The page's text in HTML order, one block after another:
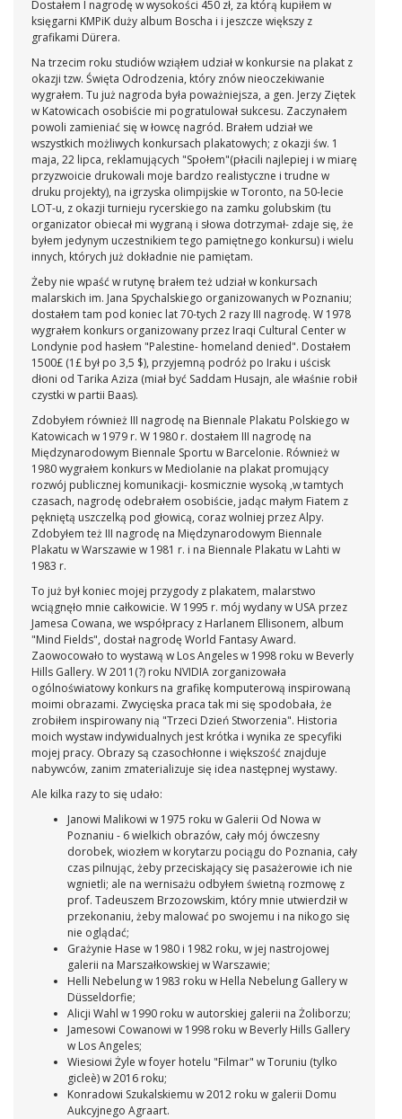
Dostałem I nagrodę w wysokości 450 zł, za którą kupiłem w
księgarni KMPiK duży album Boscha i i jeszcze większy z
grafikami Dürera.
Na trzecim roku studiów wziąłem udział w konkursie na plakat z
okazji tzw. Święta Odrodzenia, który znów nieoczekiwanie
wygrałem. Tu już nagroda była poważniejsza, a gen. Jerzy Ziętek
w Katowicach osobiście mi pogratulował sukcesu. Zaczynałem
powoli zamieniać się w łowcę nagród. Brałem udział we
wszystkich możliwych konkursach plakatowych; z okazji św. 1
maja, 22 lipca, reklamujących "Społem"(płacili najlepiej i w miarę
przyzwoicie drukowali moje bardzo realistyczne i trudne w
druku projekty), na igrzyska olimpijskie w Toronto, na 50-lecie
LOT-u, z okazji turnieju rycerskiego na zamku golubskim (tu
organizator obiecał mi wygraną i słowa dotrzymał- zdaje się, że
byłem jedynym uczestnikiem tego pamiętnego konkursu) i wielu
innych, których już dokładnie nie pamiętam.
Żeby nie wpaść w rutynę brałem też udział w konkursach
malarskich im. Jana Spychalskiego organizowanych w Poznaniu;
dostałem tam pod koniec lat 70-tych 2 razy III nagrodę. W 1978
wygrałem konkurs organizowany przez Iraqi Cultural Center w
Londynie pod hasłem "Palestine- homeland denied". Dostałem
1500£ (1£ był po 3,5 $), przyjemną podróż po Iraku i uścisk
dłoni od Tarika Aziza (miał być Saddam Husajn, ale właśnie robił
czystki w partii Baas).
Zdobyłem również III nagrodę na Biennale Plakatu Polskiego w
Katowicach w 1979 r. W 1980 r. dostałem III nagrodę na
Międzynarodowym Biennale Sportu w Barcelonie. Również w
1980 wygrałem konkurs w Mediolanie na plakat promujący
rozwój publicznej komunikacji- kosmicznie wysoką ,w tamtych
czasach, nagrodę odebrałem osobiście, jadąc małym Fiatem z
pękniętą uszczelką pod głowicą, coraz wolniej przez Alpy.
Zdobyłem też III nagrodę na Międzynarodowym Biennale
Plakatu w Warszawie w 1981 r. i na Biennale Plakatu w Lahti w
1983 r.
To już był koniec mojej przygody z plakatem, malarstwo
wciągnęło mnie całkowicie. W 1995 r. mój wydany w USA przez
Jamesa Cowana, we współpracy z Harlanem Ellisonem, album
"Mind Fields", dostał nagrodę World Fantasy Award.
Zaowocowało to wystawą w Los Angeles w 1998 roku w Beverly
Hills Gallery. W 2011(?) roku NVIDIA zorganizowała
ogólnoświatowy konkurs na grafikę komputerową inspirowaną
moimi obrazami. Zwycięska praca tak mi się spodobała, że
zrobiłem inspirowany nią "Trzeci Dzień Stworzenia". Historia
moich wystaw indywidualnych jest krótka i wynika ze specyfiki
mojej pracy. Obrazy są czasochłonne i większość znajduje
nabywców, zanim zmaterializuje się idea następnej wystawy.
Ale kilka razy to się udało:
Janowi Malikowi w 1975 roku w Galerii Od Nowa w
Poznaniu - 6 wielkich obrazów, cały mój ówczesny
dorobek, wiozłem w korytarzu pociągu do Poznania, cały
czas pilnując, żeby przeciskający się pasażerowie ich nie
wgnietli; ale na wernisażu odbyłem świetną rozmowę z
prof. Tadeuszem Brzozowskim, który mnie utwierdził w
przekonaniu, żeby malować po swojemu i na nikogo się
nie oglądać;
Grażynie Hase w 1980 i 1982 roku, w jej nastrojowej
galerii na Marszałkowskiej w Warszawie;
Helli Nebelung w 1983 roku w Hella Nebelung Gallery w
Düsseldorfie;
Alicji Wahl w 1990 roku w autorskiej galerii na Żoliborzu;
Jamesowi Cowanowi w 1998 roku w Beverly Hills Gallery
w Los Angeles;
Wiesiowi Żyle w foyer hotelu "Filmar" w Toruniu (tylko
gicleè) w 2016 roku;
Konradowi Szukalskiemu w 2012 roku w galerii Domu
Aukcyjnego Agraart.